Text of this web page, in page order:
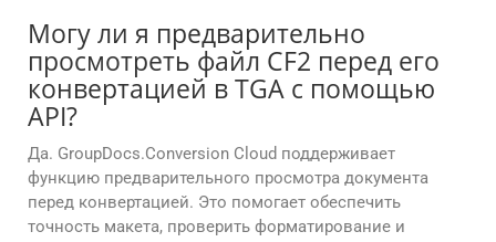
Могу ли я предварительно
просмотреть файл CF2 перед его
конвертацией в TGA с помощью
API?
Да. GroupDocs.Conversion Cloud поддерживает
функцию предварительного просмотра документа
перед конвертацией. Это помогает обеспечить
точность макета, проверить форматирование и